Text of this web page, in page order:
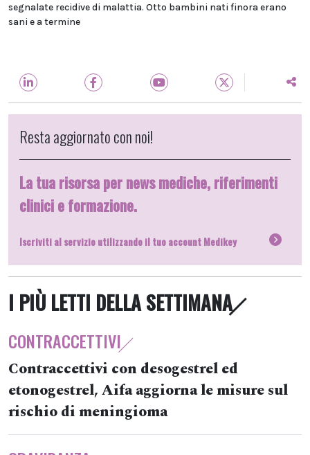
segnalate recidive di malattia. Otto bambini nati finora erano
sani e a termine
Resta aggiornato con noi!
La tua risorsa per news mediche, riferimenti
clinici e formazione.
Iscriviti al servizio utilizzando il tuo account Medikey
I PIÙ LETTI DELLA SETTIMANA
CONTRACCETTIVI
Contraccettivi con desogestrel ed
etonogestrel, Aifa aggiorna le misure sul
rischio di meningioma